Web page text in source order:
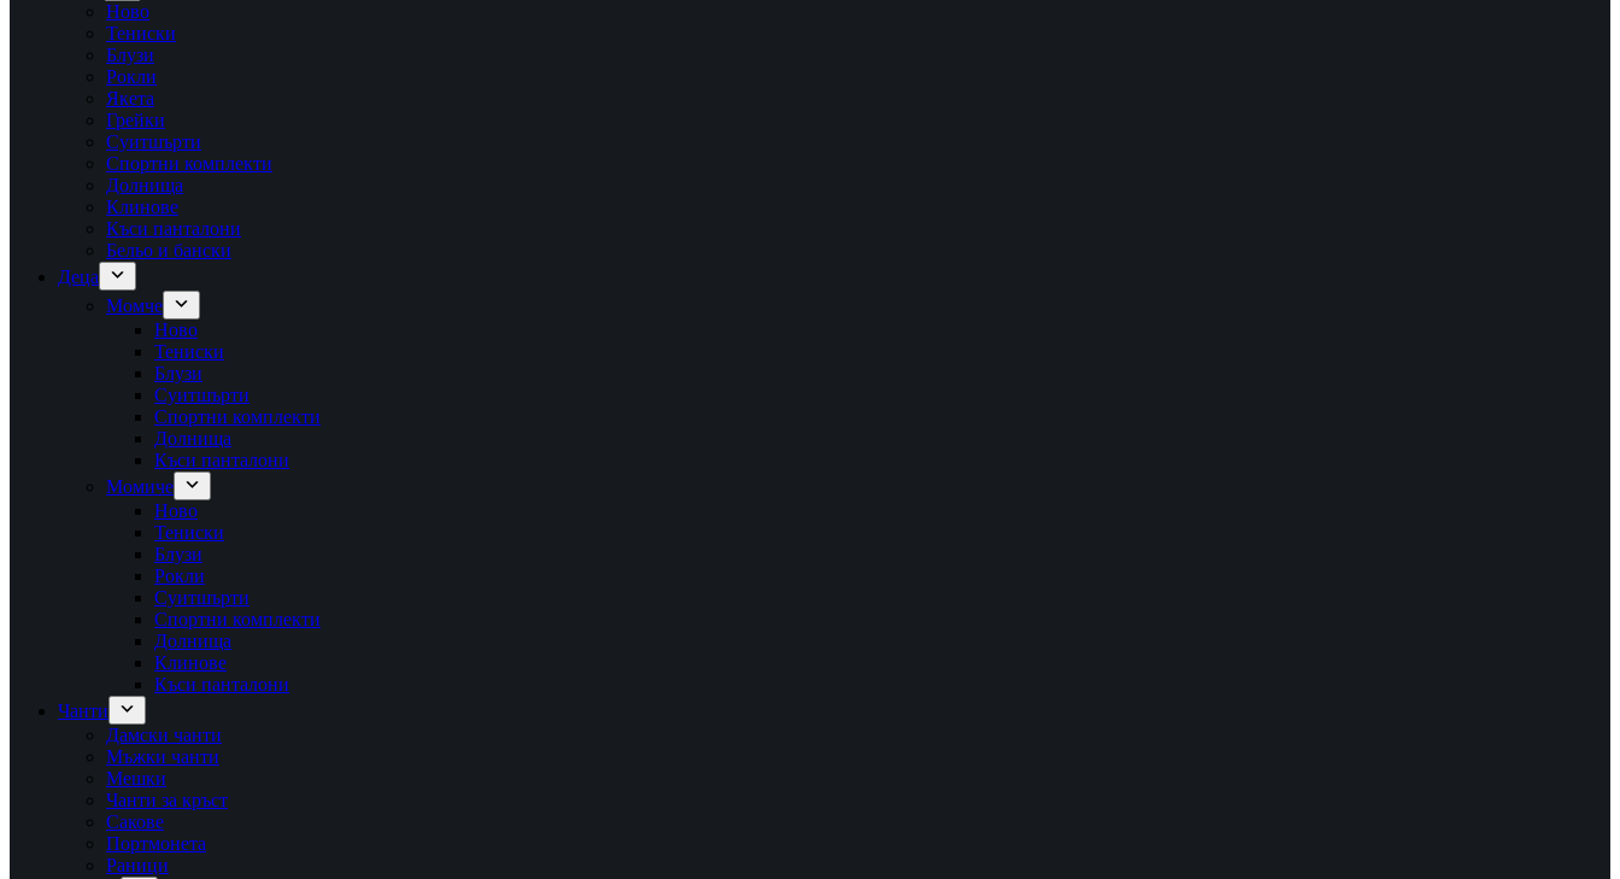
Ново
Тениски
Блузи
Рокли
Якета
Грейки
Суитшърти
Спортни комплекти
Долнища
Клинове
Къси панталони
Бельо и бански
Деца
Момче
Ново
Тениски
Блузи
Суитшърти
Спортни комплекти
Долнища
Къси панталони
Момиче
Ново
Тениски
Блузи
Рокли
Суитшърти
Спортни комплекти
Долнища
Клинове
Къси панталони
Чанти
Дамски чанти
Мъжки чанти
Мешки
Чанти за кръст
Сакове
Портмонета
Раници